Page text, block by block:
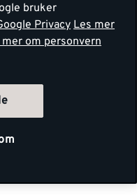
bruker
Privacy Les mer
mer om personvern